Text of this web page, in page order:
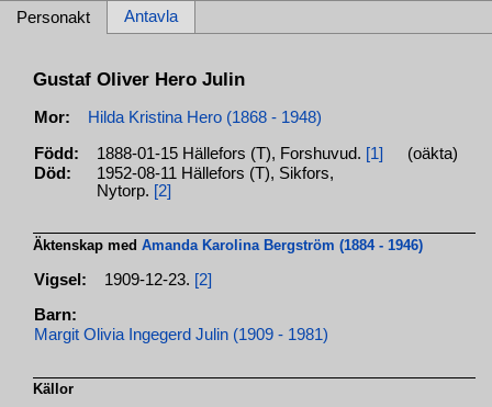
Personakt Antavla
Gustaf Oliver Hero Julin
Mor: Hilda Kristina Hero (1868 - 1948)
Född: 1888-01-15 Hällefors (T), Forshuvud. [1]
(oäkta)
Död:
1952-08-11 Hällefors (T), Sikfors,
Nytorp. [2]
Äktenskap medAmanda Karolina Bergström (1884 - 1946)
Vigsel: 1909-12-23. [2]
Barn:
Margit Olivia Ingegerd Julin (1909 - 1981)
Källor